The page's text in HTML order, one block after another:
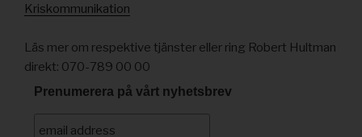
Kriskommunikation
Läs mer om respektive tjänster eller ring Robert Hultman
direkt: 070-789 00 00
Prenumerera på vårt nyhetsbrev